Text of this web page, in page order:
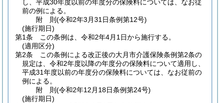
し、平成30年度以前の年度分の保険料については、なお従
前の例による。
附 則(令和2年3月31日条例第12号)
(施行期日)
第1条
この条例は、令和2年4月1日から施行する。
(適用区分)
第2条
この条例による改正後の大月市介護保険条例第2条の
規定は、令和2年度以降の年度分の保険料について適用し、
平成31年度以前の年度分の保険料については、なお従前の
例による。
附 則(令和2年12月18日条例第24号)
(施行期日)